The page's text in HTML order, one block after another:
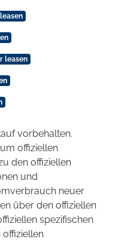
leasen
vorbehalten.
offiziellen
den offiziellen
und
neuer
über den offiziellen
spezifischen
offiziellen